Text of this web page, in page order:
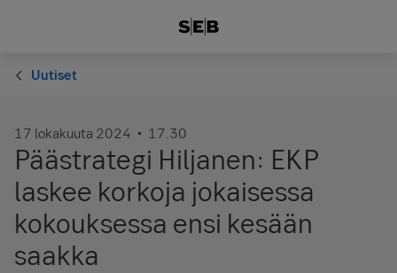
Uutiset
17 lokakuuta 2024 17.30
Päästrategi Hiljanen: EKP
laskee korkoja jokaisessa
kokouksessa ensi kesään
saakka